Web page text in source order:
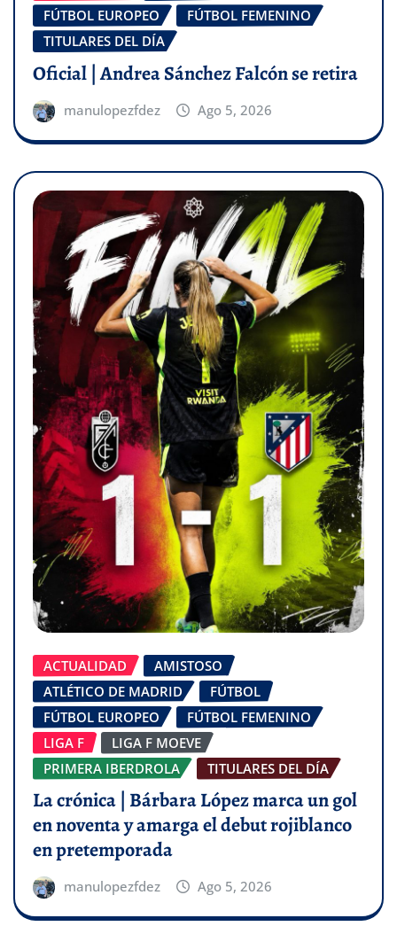
FÚTBOL EUROPEO
FÚTBOL FEMENINO
TITULARES DEL DÍA
Oficial | Andrea Sánchez Falcón se retira
manulopezfdez Ago 5, 2026
ACTUALIDAD
AMISTOSO
ATLÉTICO DE MADRID
FÚTBOL
FÚTBOL EUROPEO
FÚTBOL FEMENINO
LIGA F
LIGA F MOEVE
PRIMERA IBERDROLA
TITULARES DEL DÍA
La crónica | Bárbara López marca un gol
en noventa y amarga el debut rojiblanco
en pretemporada
manulopezfdez Ago 5, 2026